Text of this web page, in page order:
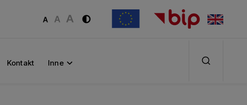
Kontakt Inne